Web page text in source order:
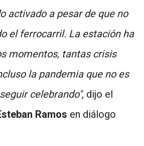
activado a pesar de que no
el ferrocarril. La estación ha
momentos, tantas crisis
la pandemia que no es
celebrando", dijo el
Ramos en diálogo